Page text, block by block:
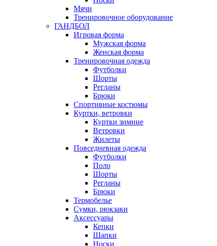
Мячи
Тренировочное оборудование
ГАНДБОЛ
Игровая форма
Мужская форма
Женская форма
Тренировочная одежда
Футболки
Шорты
Регланы
Брюки
Спортивные костюмы
Куртки, ветровки
Куртки зимние
Ветровки
Жилеты
Повседневная одежда
Футболки
Поло
Шорты
Регланы
Брюки
Термобелье
Сумки, рюкзаки
Аксессуары
Кепки
Шапки
Носки